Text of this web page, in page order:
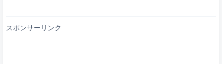
スポンサーリンク